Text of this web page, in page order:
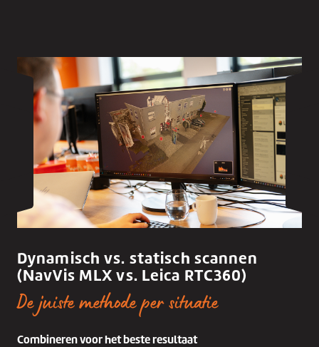
Dynamisch vs. statisch scannen
(NavVis MLX vs. Leica RTC360)
De juiste methode per situatie
Combineren voor het beste resultaat